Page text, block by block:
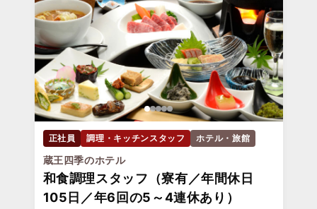
正社員 調理・キッチンスタッフ ホテル・旅館
蔵王四季のホテル
和食調理スタッフ（寮有／年間休日
105日／年6回の5～4連休あり）